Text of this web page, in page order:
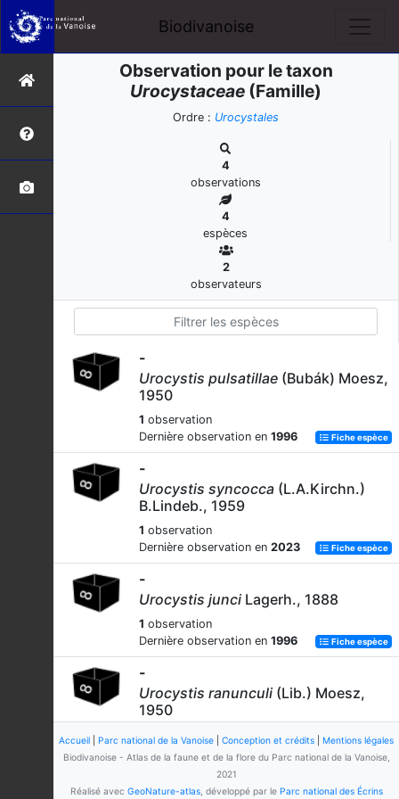
Biodivanoise
Observation pour le taxon
Urocystaceae (Famille)
Ordre : Urocystales
4
observations
4
espèces
2
observateurs
-
Urocystis pulsatillae (Bubák) Moesz,
1950
1 observation
Dernière observation en 1996 Fiche espèce
-
Urocystis syncocca (L.A.Kirchn.)
B.Lindeb., 1959
1 observation
Dernière observation en 2023 Fiche espèce
-
Urocystis junci Lagerh., 1888
1 observation
Dernière observation en 1996 Fiche espèce
-
Urocystis ranunculi (Lib.) Moesz,
1950
observation
Dernière observation en
2020 Fiche espèce
Accueil Parc national de la Vanoise Conception et crédits
Mentions légales
Biodivanoise - Atlas de la faune et de la flore du Parc national de la Vanoise,
2021
Réalisé avec GeoNature-atlas, développé par le Parc national des Écrins